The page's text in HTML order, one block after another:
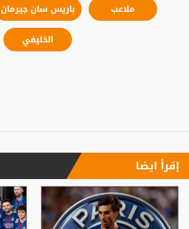
ملاعب باريس سان جيرمان
الخليفي
إقرأ ايضا